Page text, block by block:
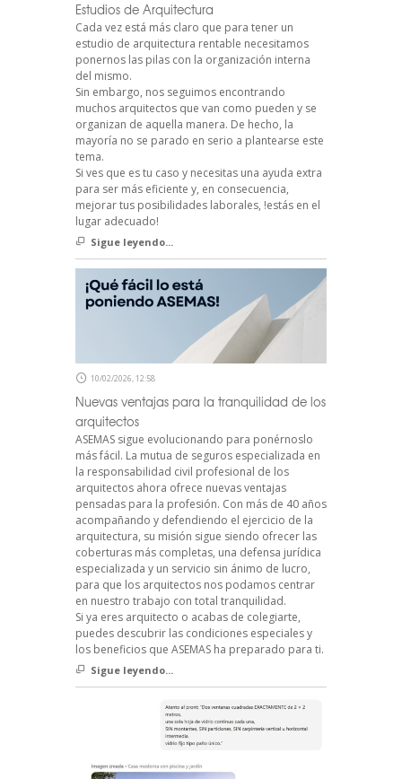
Estudios de Arquitectura
Cada vez está más claro que para tener un
estudio de arquitectura rentable necesitamos
ponernos las pilas con la organización interna
del mismo.
Sin embargo, nos seguimos encontrando
muchos arquitectos que van como pueden y se
organizan de aquella manera. De hecho, la
mayoría no se parado en serio a plantearse este
tema.
Si ves que es tu caso y necesitas una ayuda extra
para ser más eficiente y, en consecuencia,
mejorar tus posibilidades laborales, !estás en el
lugar adecuado!
Sigue leyendo...
10/02/2026, 12:58
Nuevas ventajas para la tranquilidad de los
arquitectos
ASEMAS sigue evolucionando para ponérnoslo
más fácil. La mutua de seguros especializada en
la responsabilidad civil profesional de los
arquitectos ahora ofrece nuevas ventajas
pensadas para la profesión. Con más de 40 años
acompañando y defendiendo el ejercicio de la
arquitectura, su misión sigue siendo ofrecer las
coberturas más completas, una defensa jurídica
especializada y un servicio sin ánimo de lucro,
para que los arquitectos nos podamos centrar
en nuestro trabajo con total tranquilidad.
Si ya eres arquitecto o acabas de colegiarte,
puedes descubrir las condiciones especiales y
los beneficios que ASEMAS ha preparado para ti.
Sigue leyendo...